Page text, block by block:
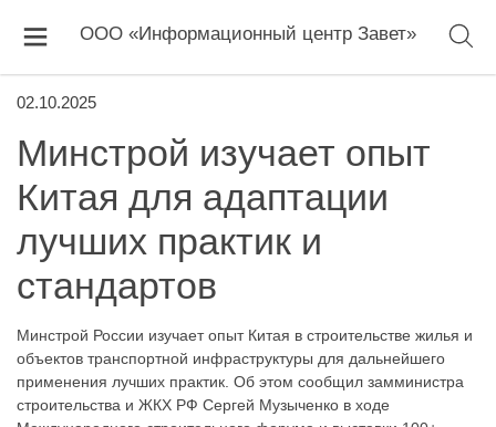
ООО «Информационный центр Завет»
02.10.2025
Минстрой изучает опыт
Китая для адаптации
лучших практик и
стандартов
Минстрой России изучает опыт Китая в строительстве жилья и
объектов транспортной инфраструктуры для дальнейшего
применения лучших практик. Об этом сообщил замминистра
строительства и ЖКХ РФ Сергей Музыченко в ходе